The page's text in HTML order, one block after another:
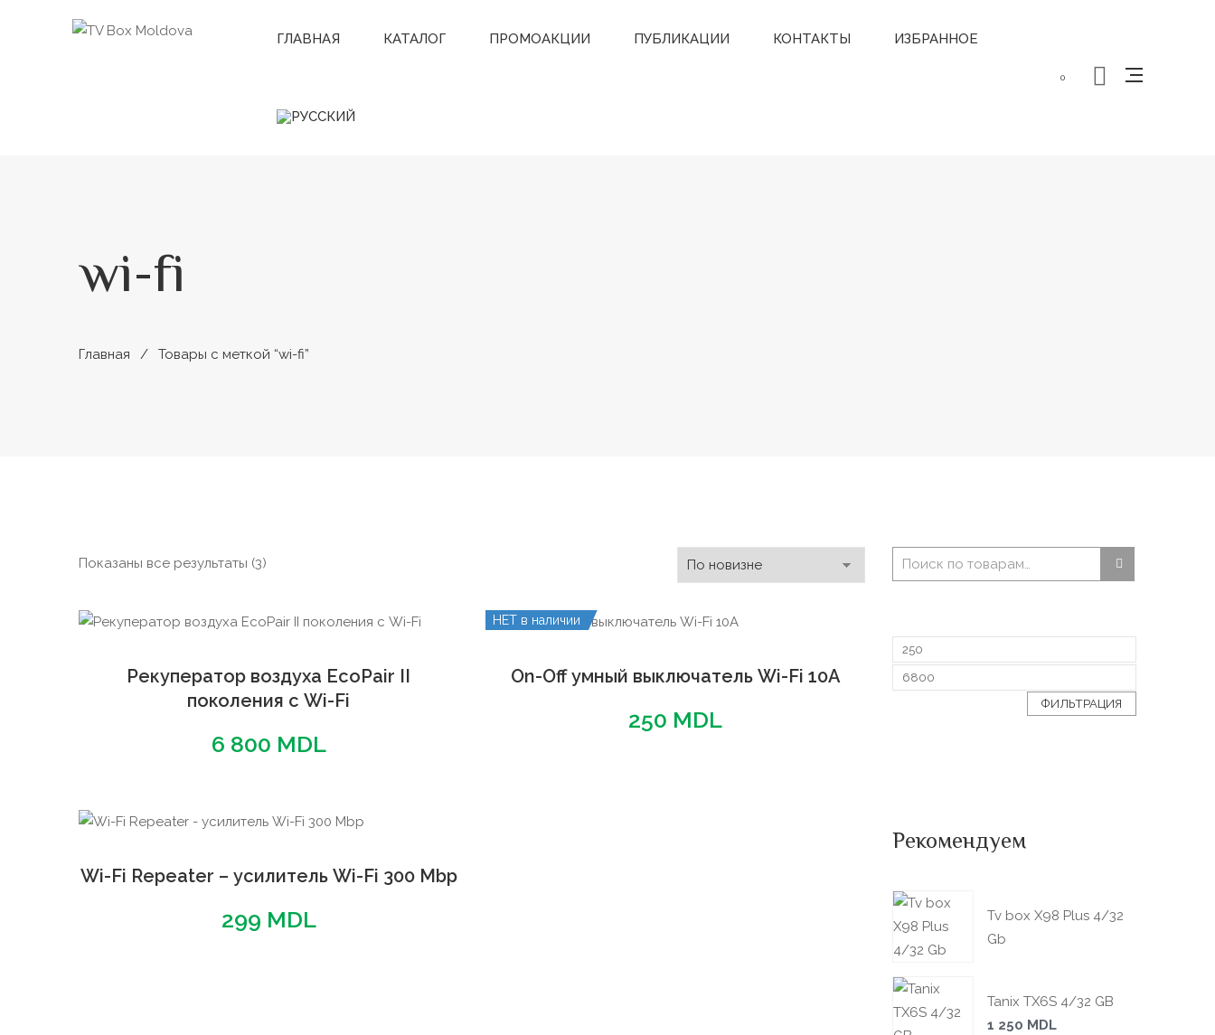
ГЛАВНАЯ КАТАЛОГ ПРОМОАКЦИИ ПУБЛИКАЦИИ КОНТАКТЫ ИЗБРАННОЕ
0
wi-fi
Главная Товары с меткой “wi-fi”
Показаны все результаты (3)
Рекуператор воздуха EcoPair II
поколения с Wi-Fi
6 800 MDL
НЕТ в наличии
On-Off умный выключатель Wi-Fi 10А
250 MDL
Wi-Fi Repeater – усилитель Wi-Fi 300 Mbp
299 MDL
ФИЛЬТРАЦИЯ
Рекомендуем
Tv box X98 Plus 4/32
Gb
Tanix TX6S 4/32 GB
1 250 MDL